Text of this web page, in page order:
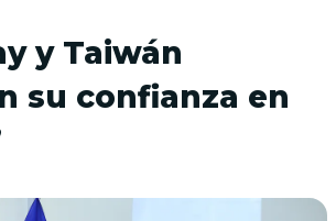
y Taiwán
su confianza en